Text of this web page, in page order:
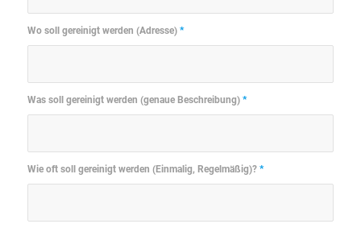
Wo soll gereinigt werden (Adresse) *
Was soll gereinigt werden (genaue Beschreibung) *
Wie oft soll gereinigt werden (Einmalig, Regelmäßig)? *